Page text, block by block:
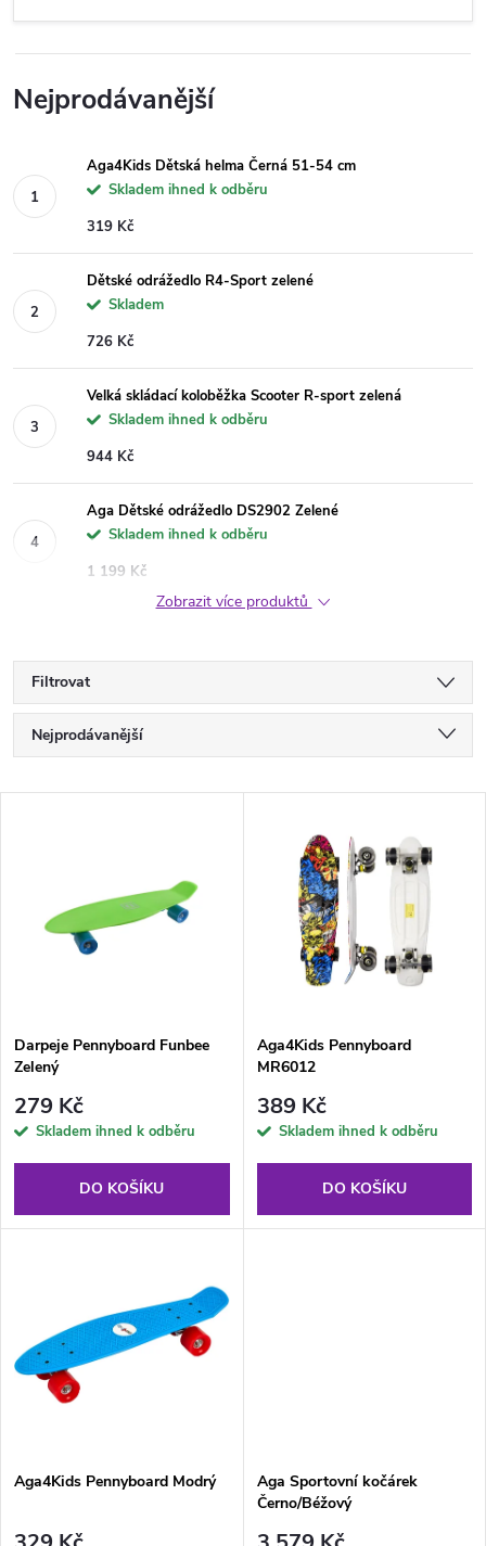
Nejprodávanější
Aga4Kids Dětská helma Černá 51-54 cm
Skladem ihned k odběru
319 Kč
Dětské odrážedlo R4-Sport zelené
Skladem
726 Kč
Velká skládací koloběžka Scooter R-sport zelená
Skladem ihned k odběru
944 Kč
Aga Dětské odrážedlo DS2902 Zelené
Skladem ihned k odběru
1 199 Kč
Zobrazit více produktů
Filtrovat
Ř
a
p
r
o
d
k
t
Nejprodávanější
s
p
r
k
ů
Darpeje Pennyboard Funbee
Zelený
279 Kč
Skladem ihned k odběru
DO KOŠÍKU
Aga4Kids Pennyboard
MR6012
389 Kč
Skladem ihned k odběru
DO KOŠÍKU
Aga4Kids Pennyboard Modrý
Aga Sportovní kočárek
Černo/Béžový